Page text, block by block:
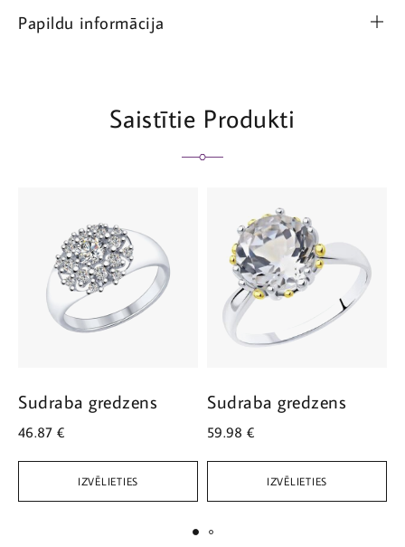
Papildu informācija
Saistītie Produkti
IZVĒLIETIES
Sudraba gredzens
46.87 €
IZVĒLIETIES
Sudraba gredzens
59.98 €